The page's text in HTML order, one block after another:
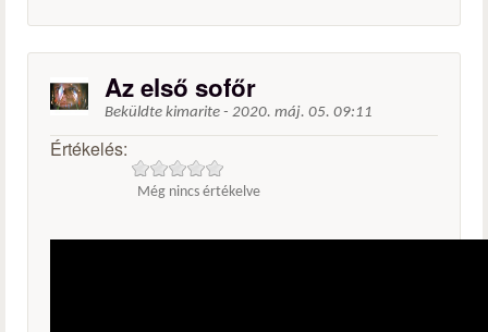
Az első sofőr
Beküldte kimarite - 2020. máj. 05. 09:11
Értékelés:
Még nincs értékelve